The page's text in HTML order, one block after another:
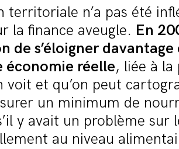
territoriale n’a pas été
la finance aveugle. En
de s’éloigner
économie réelle, liée à
voit et qu’on peut
un minimum de
y avait un problème sur
au niveau